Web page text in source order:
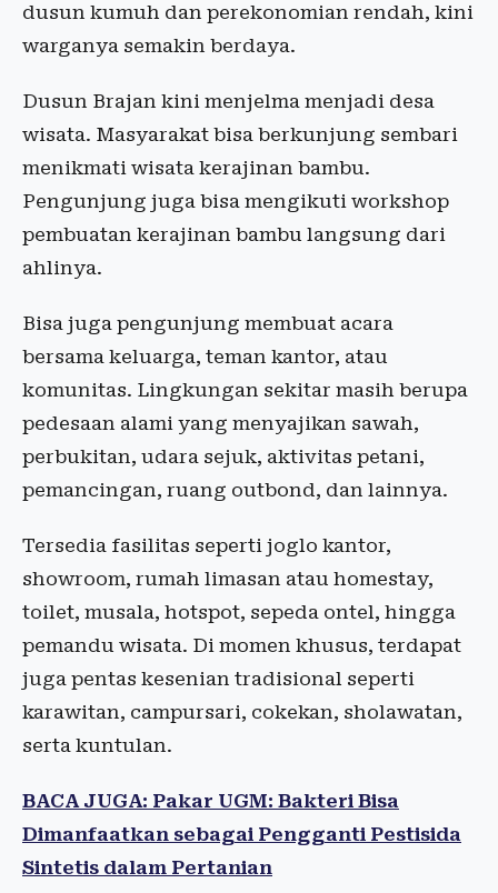
dusun kumuh dan perekonomian rendah, kini
warganya semakin berdaya.
Dusun Brajan kini menjelma menjadi desa
wisata. Masyarakat bisa berkunjung sembari
menikmati wisata kerajinan bambu.
Pengunjung juga bisa mengikuti workshop
pembuatan kerajinan bambu langsung dari
ahlinya.
Bisa juga pengunjung membuat acara
bersama keluarga, teman kantor, atau
komunitas. Lingkungan sekitar masih berupa
pedesaan alami yang menyajikan sawah,
perbukitan, udara sejuk, aktivitas petani,
pemancingan, ruang outbond, dan lainnya.
Tersedia fasilitas seperti joglo kantor,
showroom, rumah limasan atau homestay,
toilet, musala, hotspot, sepeda ontel, hingga
pemandu wisata. Di momen khusus, terdapat
juga pentas kesenian tradisional seperti
karawitan, campursari, cokekan, sholawatan,
serta kuntulan.
BACA JUGA: Pakar UGM: Bakteri Bisa
Dimanfaatkan sebagai Pengganti Pestisida
Sintetis dalam Pertanian